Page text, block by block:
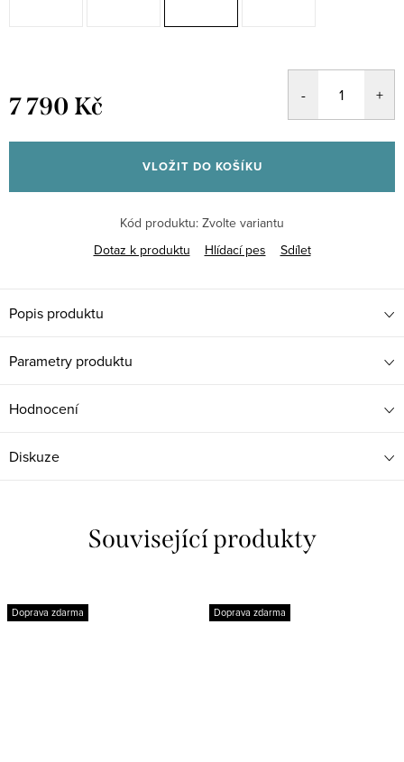
7 790 Kč
cena:
VLOŽIT DO KOŠÍKU
Kód produktu: Zvolte variantu
Dotaz k produktu
Hlídací pes Sdílet
Popis produktu
Parametry produktu
Hodnocení
Diskuze
Související produkty
Doprava zdarma Doprava zdarma